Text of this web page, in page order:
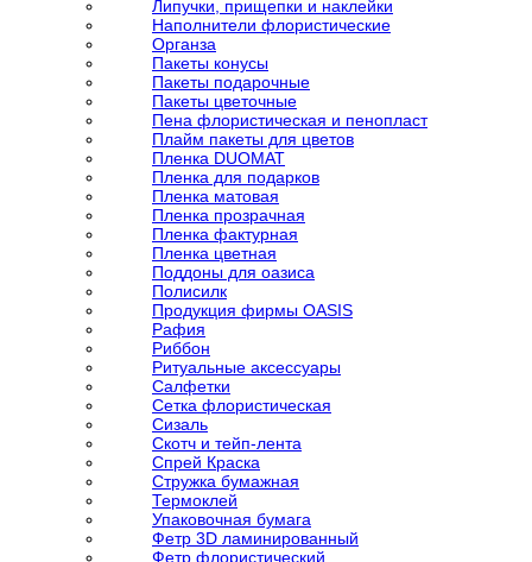
Липучки, прищепки и наклейки
Наполнители флористические
Органза
Пакеты конусы
Пакеты подарочные
Пакеты цветочные
Пена флористическая и пенопласт
Плайм пакеты для цветов
Пленка DUOMAT
Пленка для подарков
Пленка матовая
Пленка прозрачная
Пленка фактурная
Пленка цветная
Поддоны для оазиса
Полисилк
Продукция фирмы OASIS
Рафия
Риббон
Ритуальные аксессуары
Салфетки
Сетка флористическая
Сизаль
Скотч и тейп-лента
Спрей Краска
Стружка бумажная
Термоклей
Упаковочная бумага
Фетр 3D ламинированный
Фетр флористический